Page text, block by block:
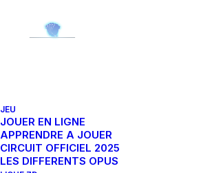
JEU
JOUER EN LIGNE
APPRENDRE A JOUER
CIRCUIT OFFICIEL 2025
LES DIFFERENTS OPUS
Néo-Exdeath 12-110L
14 juin 2024 | ByOrion